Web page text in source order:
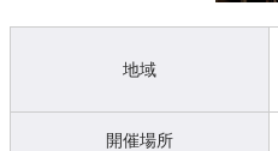
地域
開催場所